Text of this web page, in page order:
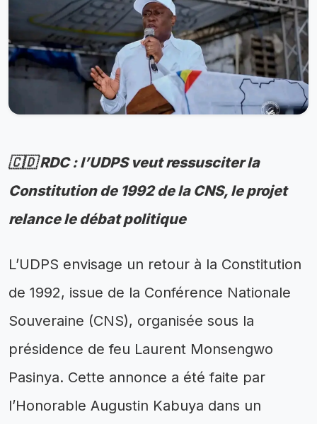
🇨🇩 RDC : l’UDPS veut ressusciter la
Constitution de 1992 de la CNS, le projet
relance le débat politique
L’UDPS envisage un retour à la Constitution
de 1992, issue de la Conférence Nationale
Souveraine (CNS), organisée sous la
présidence de feu Laurent Monsengwo
Pasinya. Cette annonce a été faite par
l’Honorable Augustin Kabuya dans un